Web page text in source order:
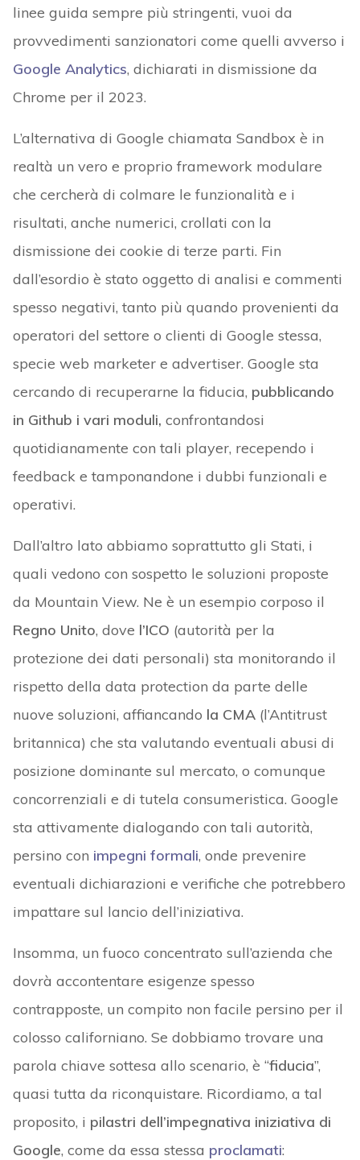
linee guida sempre più stringenti, vuoi da
provvedimenti sanzionatori come quelli avverso i
Google Analytics, dichiarati in dismissione da
Chrome per il 2023.
L’alternativa di Google chiamata Sandbox è in
realtà un vero e proprio framework modulare
che cercherà di colmare le funzionalità e i
risultati, anche numerici, crollati con la
dismissione dei cookie di terze parti. Fin
dall’esordio è stato oggetto di analisi e commenti
spesso negativi, tanto più quando provenienti da
operatori del settore o clienti di Google stessa,
specie web marketer e advertiser. Google sta
cercando di recuperarne la fiducia, pubblicando
in Github i vari moduli, confrontandosi
quotidianamente con tali player, recependo i
feedback e tamponandone i dubbi funzionali e
operativi.
Dall’altro lato abbiamo soprattutto gli Stati, i
quali vedono con sospetto le soluzioni proposte
da Mountain View. Ne è un esempio corposo il
Regno Unito, dove l’ICO (autorità per la
protezione dei dati personali) sta monitorando il
rispetto della data protection da parte delle
nuove soluzioni, affiancando la CMA(l’Antitrust
britannica) che sta valutando eventuali abusi di
posizione dominante sul mercato, o comunque
concorrenziali e di tutela consumeristica. Google
sta attivamente dialogando con tali autorità,
persino con impegni formali, onde prevenire
eventuali dichiarazioni e verifiche che potrebbero
impattare sul lancio dell’iniziativa.
Insomma, un fuoco concentrato sull’azienda che
dovrà accontentare esigenze spesso
contrapposte, un compito non facile persino per il
colosso californiano. Se dobbiamo trovare una
parola chiave sottesa allo scenario, è “fiducia”,
quasi tutta da riconquistare. Ricordiamo, a tal
proposito, i pilastri dell’impegnativa iniziativa di
Google, come da essa stessa proclamati: